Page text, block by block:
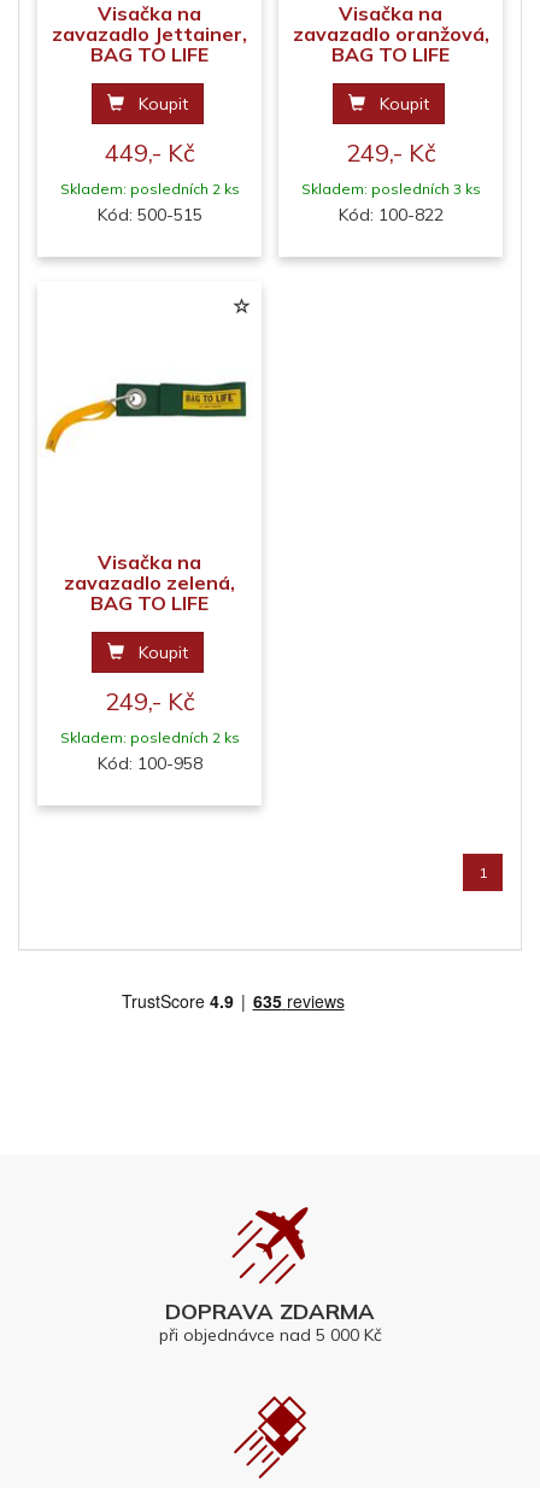
Visačka na
zavazadlo Jettainer,
BAG TO LIFE
Koupit
449,- Kč
Skladem: posledních 2 ks
Kód: 500-515
Visačka na
zavazadlo oranžová,
BAG TO LIFE
Koupit
249,- Kč
Skladem: posledních 3 ks
Kód: 100-822
Visačka na
zavazadlo zelená,
BAG TO LIFE
Koupit
249,- Kč
Skladem: posledních 2 ks
Kód: 100-958
1
DOPRAVA ZDARMA
při objednávce nad 5 000 Kč